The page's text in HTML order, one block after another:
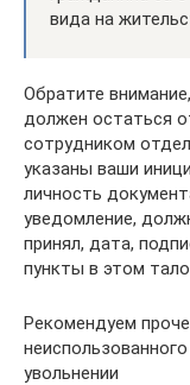
вида на
Обратите
должен остаться
сотрудником
указаны ваши
личность
уведомление,
принял, дата,
пункты в этом
Рекомендуем
увольнении